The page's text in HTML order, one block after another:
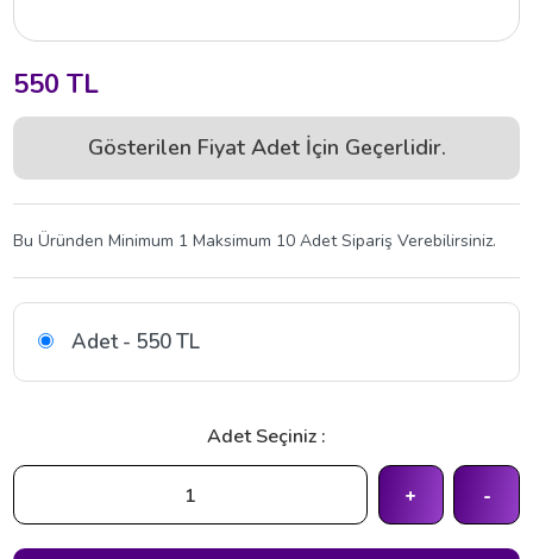
550 TL
Gösterilen Fiyat Adet İçin Geçerlidir.
Bu Üründen Minimum 1 Maksimum 10 Adet Sipariş Verebilirsiniz.
Adet - 550 TL
Adet Seçiniz :
+ -